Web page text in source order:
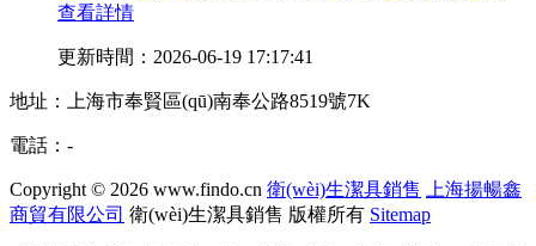
查看詳情
更新時間：2026-06-19 17:17:41
地址：上海市奉賢區(qū)南奉公路8519號7K
電話：-
Copyright © 2026 www.findo.cn 衛(wèi)生潔具銷售
上海揚暢鑫
商貿有限公司 衛(wèi)生潔具銷售 版權所有 Sitemap